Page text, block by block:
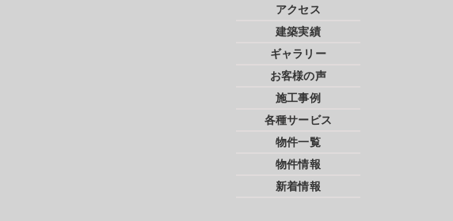
アクセス
建築実績
ギャラリー
お客様の声
施工事例
各種サービス
物件一覧
物件情報
新着情報